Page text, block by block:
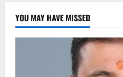
YOU MAY HAVE MISSED